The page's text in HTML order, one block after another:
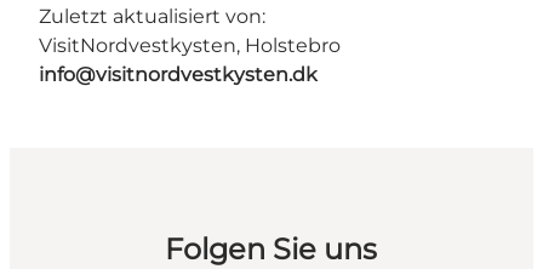
Zuletzt aktualisiert von:
VisitNordvestkysten, Holstebro
info@visitnordvestkysten.dk
Folgen Sie uns